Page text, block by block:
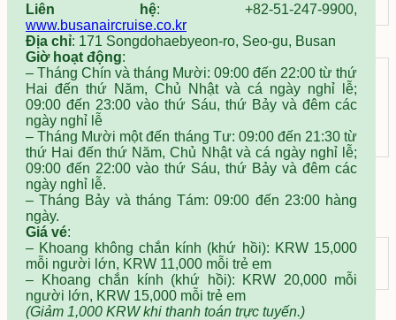
Thông cáo báo chí
Đối tác du lịch
Góc tham dự
HiKR Ground
Sự kiện
Nhận sách du lịch
Liên hệ: +82-51-247-9900,
www.busanaircruise.co.kr
Địa chỉ: 171 Songdohaebyeon-ro, Seo-gu, Busan
Giờ hoạt động:
– Tháng Chín và tháng Mười: 09:00 đến 22:00 từ thứ
Hai đến thứ Năm, Chủ Nhật và cá ngày nghỉ lễ;
09:00 đến 23:00 vào thứ Sáu, thứ Bảy và đêm các
ngày nghỉ lễ
– Tháng Mười một đến tháng Tư: 09:00 đến 21:30 từ
thứ Hai đến thứ Năm, Chủ Nhật và cá ngày nghỉ lễ;
09:00 đến 22:00 vào thứ Sáu, thứ Bảy và đêm các
ngày nghỉ lễ.
– Tháng Bảy và tháng Tám: 09:00 đến 23:00 hàng
ngày.
Giá vé:
– Khoang không chắn kính (khứ hồi): KRW 15,000
mỗi người lớn, KRW 11,000 mỗi trẻ em
– Khoang chắn kính (khứ hồi): KRW 20,000 mỗi
người lớn, KRW 15,000 mỗi trẻ em
(Giảm 1,000 KRW khi thanh toán trực tuyến.)